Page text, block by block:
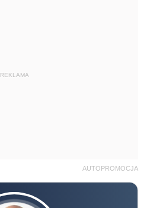
REKLAMA
AUTOPROMOCJA